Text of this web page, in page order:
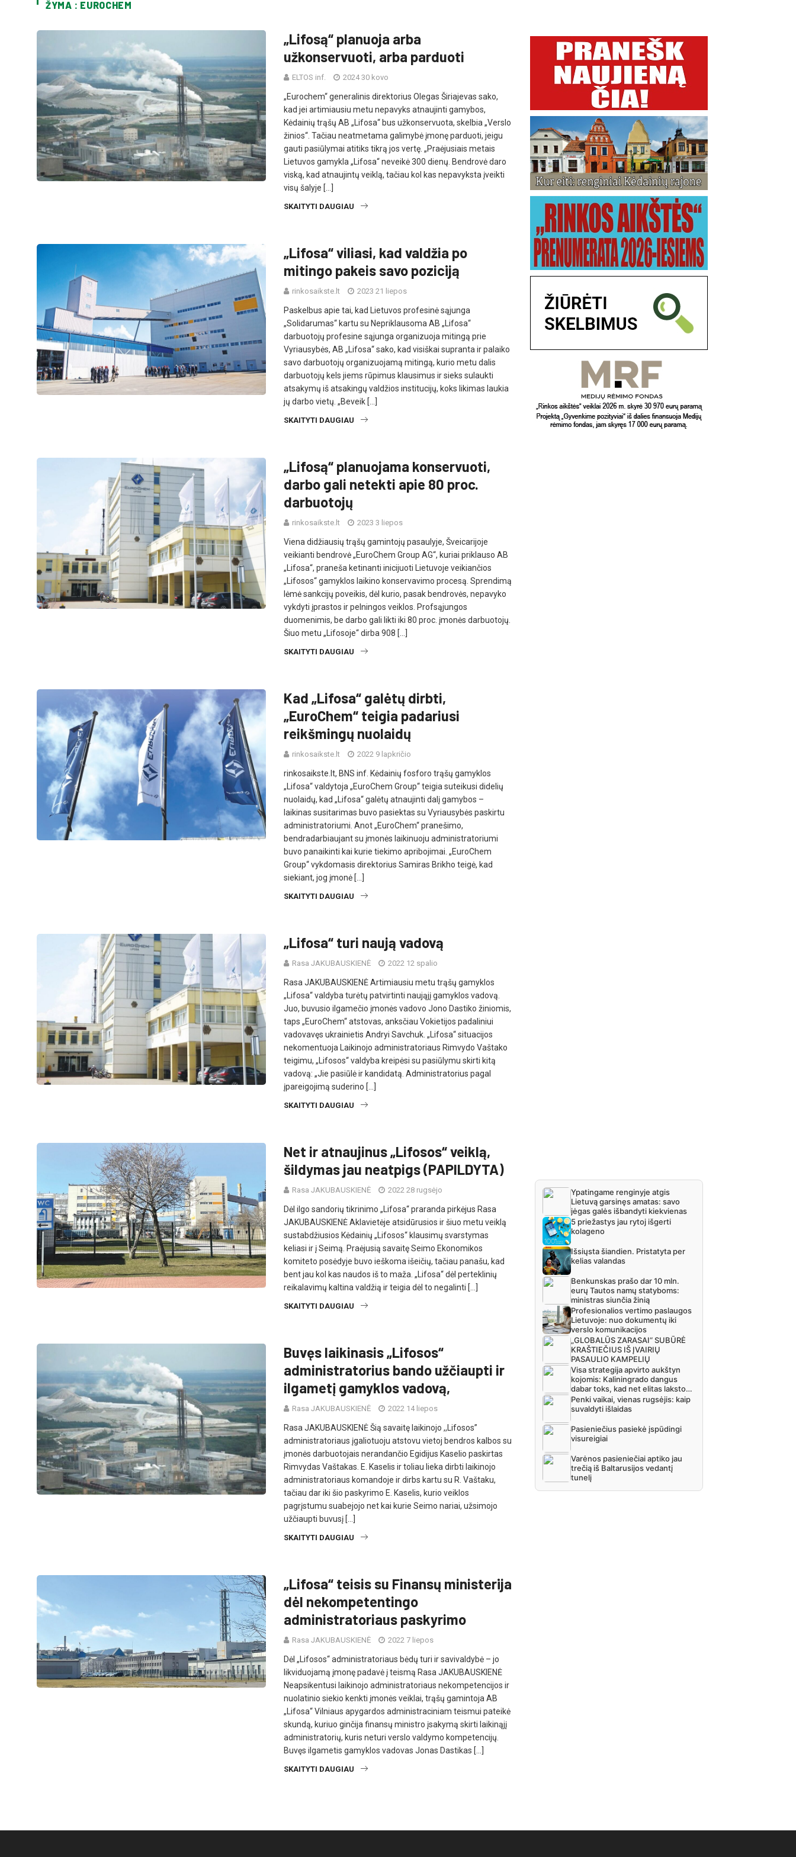
ŽYMA : EUROCHEM
„Lifosą“ planuoja arba
užkonservuoti, arba parduoti
ELTOS inf. 2024 30 kovo
„Eurochem“ generalinis direktorius Olegas Širiajevas sako,
kad jei artimiausiu metu nepavyks atnaujinti gamybos,
Kėdainių trąšų AB „Lifosa“ bus užkonservuota, skelbia „Verslo
žinios“. Tačiau neatmetama galimybė įmonę parduoti, jeigu
gauti pasiūlymai atitiks tikrą jos vertę. „Praėjusiais metais
Lietuvos gamykla „Lifosa“ neveikė 300 dienų. Bendrovė daro
viską, kad atnaujintų veiklą, tačiau kol kas nepavyksta įveikti
visų šalyje […]
SKAITYTI DAUGIAU
„Lifosa“ viliasi, kad valdžia po
mitingo pakeis savo poziciją
rinkosaikste.lt 2023 21 liepos
Paskelbus apie tai, kad Lietuvos profesinė sąjunga
„Solidarumas“ kartu su Nepriklausoma AB „Lifosa“
darbuotojų profesine sąjunga organizuoja mitingą prie
Vyriausybės, AB „Lifosa“ sako, kad visiškai supranta ir palaiko
savo darbuotojų organizuojamą mitingą, kurio metu dalis
darbuotojų kels jiems rūpimus klausimus ir sieks sulaukti
atsakymų iš atsakingų valdžios institucijų, koks likimas laukia
jų darbo vietų. „Beveik […]
SKAITYTI DAUGIAU
„Lifosą“ planuojama konservuoti,
darbo gali netekti apie 80 proc.
darbuotojų
rinkosaikste.lt 2023 3 liepos
Viena didžiausių trąšų gamintojų pasaulyje, Šveicarijoje
veikianti bendrovė „EuroChem Group AG“, kuriai priklauso AB
„Lifosa“, praneša ketinanti inicijuoti Lietuvoje veikiančios
„Lifosos“ gamyklos laikino konservavimo procesą. Sprendimą
lėmė sankcijų poveikis, dėl kurio, pasak bendrovės, nepavyko
vykdyti įprastos ir pelningos veiklos. Profsąjungos
duomenimis, be darbo gali likti iki 80 proc. įmonės darbuotojų.
Šiuo metu „Lifosoje“ dirba 908 […]
SKAITYTI DAUGIAU
Kad „Lifosa“ galėtų dirbti,
„EuroChem“ teigia padariusi
reikšmingų nuolaidų
rinkosaikste.lt 2022 9 lapkričio
rinkosaikste.lt, BNS inf. Kėdainių fosforo trąšų gamyklos
„Lifosa“ valdytoja „EuroChem Group“ teigia suteikusi didelių
nuolaidų, kad „Lifosa“ galėtų atnaujinti dalį gamybos –
laikinas susitarimas buvo pasiektas su Vyriausybės paskirtu
administratoriumi. Anot „EuroChem“ pranešimo,
bendradarbiaujant su įmonės laikinuoju administratoriumi
buvo panaikinti kai kurie tiekimo apribojimai. „EuroChem
Group“ vykdomasis direktorius Samiras Brikho teigė, kad
siekiant, jog įmonė […]
SKAITYTI DAUGIAU
„Lifosa“ turi naują vadovą
Rasa JAKUBAUSKIENĖ 2022 12 spalio
Rasa JAKUBAUSKIENĖ Artimiausiu metu trąšų gamyklos
„Lifosa“ valdyba turėtų patvirtinti naująjį gamyklos vadovą.
Juo, buvusio ilgamečio įmonės vadovo Jono Dastiko žiniomis,
taps „EuroChem“ atstovas, anksčiau Vokietijos padaliniui
vadovavęs ukrainietis Andryi Savchuk. „Lifosa“ situacijos
nekomentuoja Laikinojo administratoriaus Rimvydo Vaštako
teigimu, „Lifosos“ valdyba kreipėsi su pasiūlymu skirti kitą
vadovą: „Jie pasiūlė ir kandidatą. Administratorius pagal
įpareigojimą suderino […]
SKAITYTI DAUGIAU
Net ir atnaujinus „Lifosos“ veiklą,
šildymas jau neatpigs (PAPILDYTA)
Rasa JAKUBAUSKIENĖ 2022 28 rugsėjo
Dėl ilgo sandorių tikrinimo „Lifosa“ praranda pirkėjus Rasa
JAKUBAUSKIENĖ Aklavietėje atsidūrusios ir šiuo metu veiklą
sustabdžiusios Kėdainių „Lifosos“ klausimų svarstymas
keliasi ir į Seimą. Praėjusią savaitę Seimo Ekonomikos
komiteto posėdyje buvo ieškoma išeičių, tačiau panašu, kad
bent jau kol kas naudos iš to maža. „Lifosa“ dėl perteklinių
reikalavimų kaltina valdžią ir teigia dėl to negalinti […]
SKAITYTI DAUGIAU
Buvęs laikinasis „Lifosos“
administratorius bando užčiaupti ir
ilgametį gamyklos vadovą,
Rasa JAKUBAUSKIENĖ 2022 14 liepos
Rasa JAKUBAUSKIENĖ Šią savaitę laikinojo ,,Lifosos”
administratoriaus įgaliotuoju atstovu vietoj bendros kalbos su
įmonės darbuotojais nerandančio Egidijus Kaselio paskirtas
Rimvydas Vaštakas. E. Kaselis ir toliau lieka dirbti laikinojo
administratoriaus komandoje ir dirbs kartu su R. Vaštaku,
tačiau dar iki šio paskyrimo E. Kaselis, kurio veiklos
pagrįstumu suabejojo net kai kurie Seimo nariai, užsimojo
užčiaupti buvusį […]
SKAITYTI DAUGIAU
„Lifosa“ teisis su Finansų ministerija
dėl nekompetentingo
administratoriaus paskyrimo
Rasa JAKUBAUSKIENĖ 2022 7 liepos
Dėl „Lifosos“ administratoriaus bėdų turi ir savivaldybė – jo
likviduojamą įmonę padavė į teismą Rasa JAKUBAUSKIENĖ
Neapsikentusi laikinojo administratoriaus nekompetencijos ir
nuolatinio siekio kenkti įmonės veiklai, trąšų gamintoja AB
„Lifosa“ Vilniaus apygardos administraciniam teismui pateikė
skundą, kuriuo ginčija finansų ministro įsakymą skirti laikinąjį
administratorių, kuris neturi verslo valdymo kompetencijų.
Buvęs ilgametis gamyklos vadovas Jonas Dastikas […]
SKAITYTI DAUGIAU